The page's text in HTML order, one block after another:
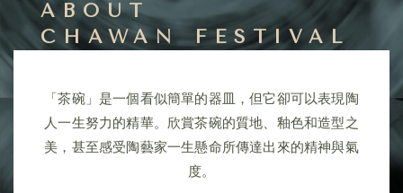
「茶碗」是一個看似簡單的器皿，但它卻可以表現陶
人一生努力的精華。欣賞茶碗的質地、釉色和造型之
美，甚至感受陶藝家一生懸命所傳達出來的精神與氣
度。